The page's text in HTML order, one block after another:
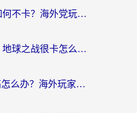
在欧洲打奇迹暖暖如何不卡？海外党玩国服游戏的终极加速攻略
在海外玩变形金刚：地球之战很卡怎么办？老玩家亲测的加速器指南，解决卡顿烦恼
国外Sky光·遇延迟高怎么办？海外玩家国服游戏加速终极指南（附实测技巧）